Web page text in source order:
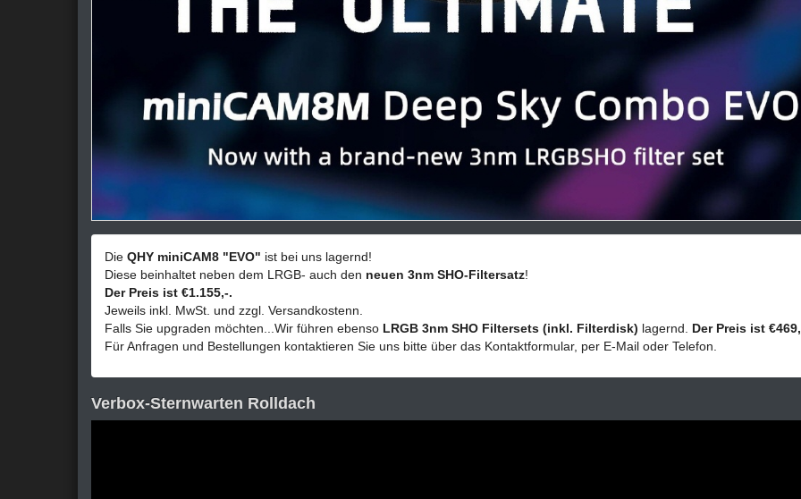
Die QHY miniCAM8 "EVO" ist bei uns lagernd!
Diese beinhaltet neben dem LRGB- auch den neuen 3nm SHO-Filtersatz!
Der Preis ist €1.155,-.
Jeweils inkl. MwSt. und zzgl. Versandkostenn.
Falls Sie upgraden möchten...Wir führen ebenso LRGB 3nm SHO Filtersets (inkl. Filterdisk) lagernd. Der Preis ist
Für Anfragen und Bestellungen kontaktieren Sie uns bitte über das Kontaktformular, per E-Mail oder Telefon.
Verbox-Sternwarten Rolldach